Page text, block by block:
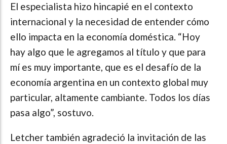
El especialista hizo hincapié en el contexto
internacional y la necesidad de entender cómo
ello impacta en la economía doméstica. “Hoy
hay algo que le agregamos al título y que para
mí es muy importante, que es el desafío de la
economía argentina en un contexto global muy
particular, altamente cambiante. Todos los días
pasa algo”, sostuvo.
Letcher también agradeció la invitación de las